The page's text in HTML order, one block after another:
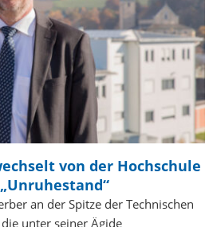
von der Hochschule
an der Spitze der Technischen
unter seiner Ägide